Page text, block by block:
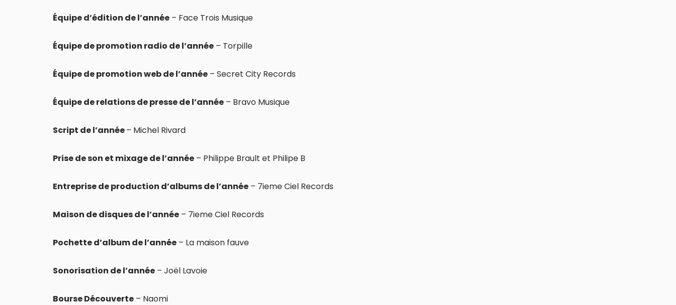
Équipe d’édition de l’année – Face Trois Musique
Équipe de promotion radio de l’année – Torpille
Équipe de promotion web de l’année – Secret City Records
Équipe de relations de presse de l’année – Bravo Musique
Script de l’année– Michel Rivard
Prise de son et mixage de l’année – Philippe Brault et Philipe B
Entreprise de production d’albums de l’année – 7ieme Ciel Records
Maison de disques de l’année – 7ieme Ciel Records
Pochette d’album de l’année – La maison fauve
Sonorisation de l’année – Joël Lavoie
Bourse Découverte – Naomi